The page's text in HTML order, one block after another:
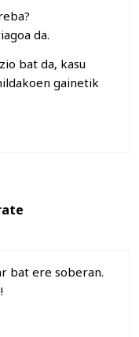
da.
bat da, kasu
gainetik
bat ere soberan.